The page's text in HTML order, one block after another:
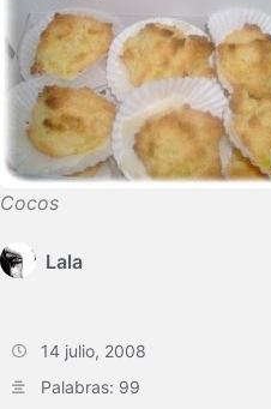
Cocos
Lala
14 julio, 2008
Palabras: 99